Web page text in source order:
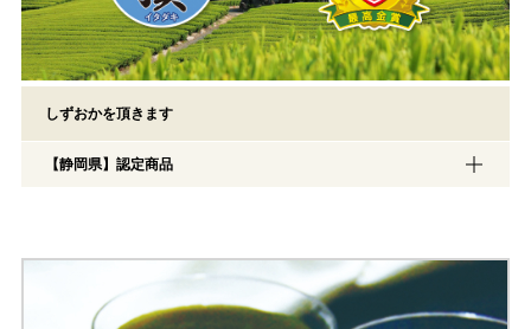
しずおかを頂きます
【静岡県】認定商品